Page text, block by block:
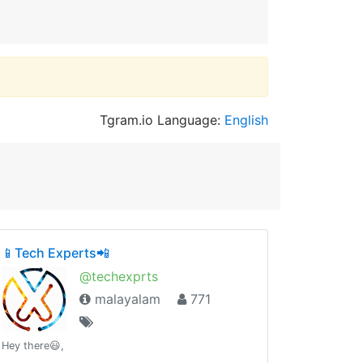
Tgram.io Language: English
📱Tech Experts📲
@techexprts
malayalam
771
Hey there😃,